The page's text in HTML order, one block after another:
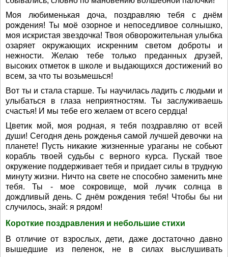
Моя любименькая доча, поздравляю тебя с днём
рождения! Ты моё озорное и непоседливое солнышко,
моя искристая звездочка! Твоя обворожительная улыбка
озаряет окружающих искренним светом доброты и
нежности. Желаю тебе только преданных друзей,
высоких отметок в школе и выдающихся достижений во
всем, за что ты возьмешься!
Вот ты и стала старше. Ты научилась ладить с людьми и
улыбаться в глаза неприятностям. Ты заслуживаешь
счастья! И мы тебе его желаем от всего сердца!
Цветик мой, моя родная, я тебя поздравляю от всей
души! Сегодня день рожденья самой лучшей девочки на
планете! Пусть никакие жизненные ураганы не собьют
корабль твоей судьбы с верного курса. Пускай твое
окружение поддерживает тебя и придает силы в трудную
минуту жизни. Ничто на свете не способно заменить мне
тебя. Ты - мое сокровище, мой лучик солнца в
дождливый день. С днём рождения тебя! Чтобы бы ни
случилось, знай: я рядом!
Короткие поздравления и небольшие стихи
В отличие от взрослых, дети, даже достаточно давно
вышедшие из пеленок, не в силах выслушивать